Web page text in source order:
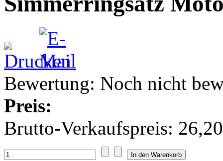
Bewertung: Noch nicht
Preis:
Brutto-Verkaufspreis: